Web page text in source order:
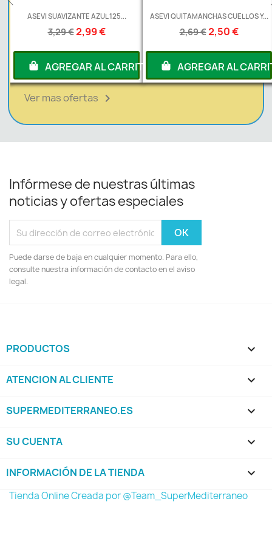
ASEVI SUAVIZANTE AZUL 125...
3,29 €2,99 €
AGREGAR AL CARRITO
ASEVI QUITAMANCHAS CUELLOS Y...
2,69 €2,50 €
AGREGAR AL
Ver mas ofertas 
Infórmese de nuestras últimas
noticias y ofertas especiales
Puede darse de baja en cualquier momento. Para ello,
consulte nuestra información de contacto en el aviso
legal.
PRODUCTOS 
ATENCION AL CLIENTE 
SUPERMEDITERRANEO.ES 
SU CUENTA 
INFORMACIÓN DE LA TIENDA keyboard_arrow_down
Tienda Online Creada por @Team_SuperMediterraneo